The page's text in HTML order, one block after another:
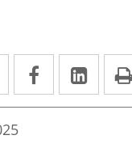
Twitter
Enlace Facebook
Enlace
a
a